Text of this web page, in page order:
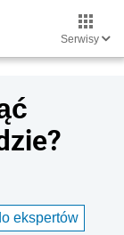
Serwisy
ekspertów